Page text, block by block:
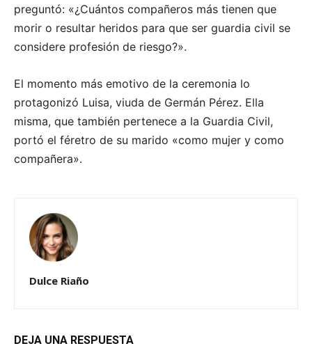
preguntó: «¿Cuántos compañeros más tienen que
morir o resultar heridos para que ser guardia civil se
considere profesión de riesgo?».
El momento más emotivo de la ceremonia lo
protagonizó Luisa, viuda de Germán Pérez. Ella
misma, que también pertenece a la Guardia Civil,
portó el féretro de su marido «como mujer y como
compañera».
Dulce Riaño
DEJA UNA RESPUESTA